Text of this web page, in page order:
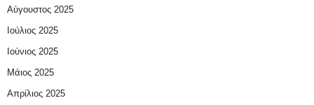
Αύγουστος 2025
Ιούλιος 2025
Ιούνιος 2025
Μάιος 2025
Απρίλιος 2025